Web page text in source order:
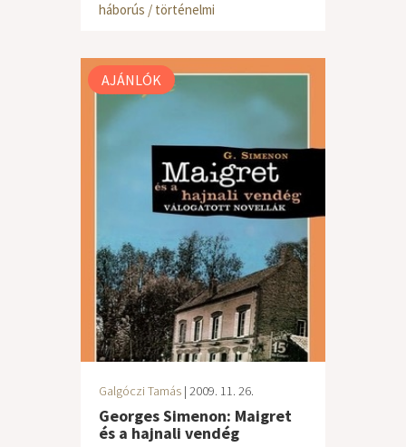
háborús / történelmi
AJÁNLÓK
Galgóczi Tamás | 2009. 11. 26.
Georges Simenon: Maigret
és a hajnali vendég